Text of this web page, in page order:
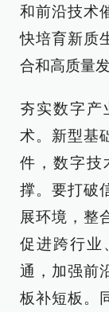
和前沿技术
快培育新质
合和高质量发
夯实数字产
术。新型基
件，数字技
撑。要打破
展环境，整
促进跨行业
通，加强前
板补短板。